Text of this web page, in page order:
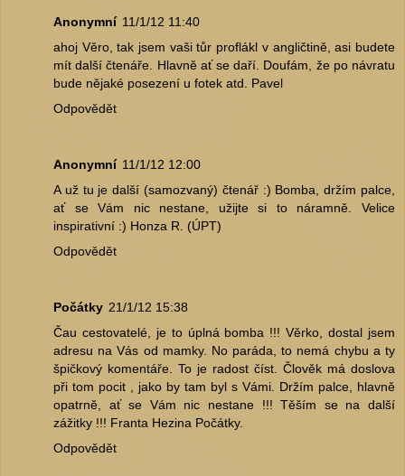
Anonymní 11/1/12 11:40
ahoj Věro, tak jsem vaši tůr proflákl v angličtině, asi budete
mít další čtenáře. Hlavně ať se daří. Doufám, že po návratu
bude nějaké posezení u fotek atd. Pavel
Odpovědět
Anonymní 11/1/12 12:00
A už tu je další (samozvaný) čtenář :) Bomba, držím palce,
ať se Vám nic nestane, užijte si to náramně. Velice
inspirativní :) Honza R. (ÚPT)
Odpovědět
Počátky 21/1/12 15:38
Čau cestovatelé, je to úplná bomba !!! Věrko, dostal jsem
adresu na Vás od mamky. No paráda, to nemá chybu a ty
špičkový komentáře. To je radost číst. Člověk má doslova
při tom pocit , jako by tam byl s Vámi. Držím palce, hlavně
opatrně, ať se Vám nic nestane !!! Těším se na další
zážitky !!! Franta Hezina Počátky.
Odpovědět